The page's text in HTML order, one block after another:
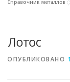
МЕТАЛЛЫ И
Справочник металлов
Лотос
ОПУБЛИКОВАНО